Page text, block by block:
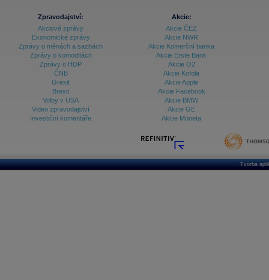
Zpravodajství:
Akciové zprávy
Ekonomické zprávy
Zprávy o měnách a sazbách
Zprávy o komoditách
Zprávy o HDP
ČNB
Grexit
Brexit
Volby v USA
Video zpravodajství
Investiční komentáře
Akcie:
Akcie ČEZ
Akcie NWR
Akcie Komerční banka
Akcie Erste Bank
Akcie O2
Akcie Kofola
Akcie Apple
Akcie Facebook
Akcie BMW
Akcie GE
Akcie Moneta
Tvorba